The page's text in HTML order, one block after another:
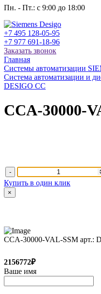
Пн. - Пт.: c 9:00 до 18:00
+7 495 128-05-95
+7 977 691-18-96
Заказать звонок
Главная
Системы автоматизации
Система автоматизации и
DESIGO CC
CCA-30000-
-
Купить в один клик
×
CCA-30000-VAL-SSM арт.:
2156772₽
Ваше имя